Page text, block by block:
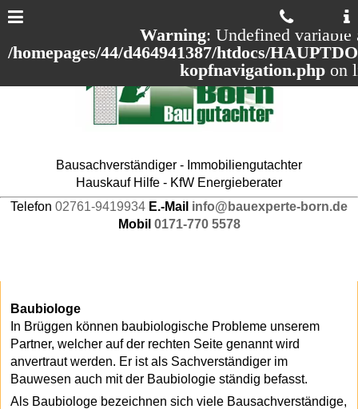
Warning: Undefined variable
/homepages/44/d464941387/htdocs/
kopfnavigation.php on
Bausachverständiger - Immobiliengutachter
Hauskauf Hilfe - KfW Energieberater
Telefon 02761-9419934 E.-Mail info@bauexperte-born.de
Mobil 0171-770 5578
Baubiologe
In Brüggen können baubiologische Probleme unserem
Partner, welcher auf der rechten Seite genannt wird
anvertraut werden. Er ist als Sachverständiger im
Bauwesen auch mit der Baubiologie ständig befasst.
Als Baubiologe bezeichnen sich viele Bausachverständige,